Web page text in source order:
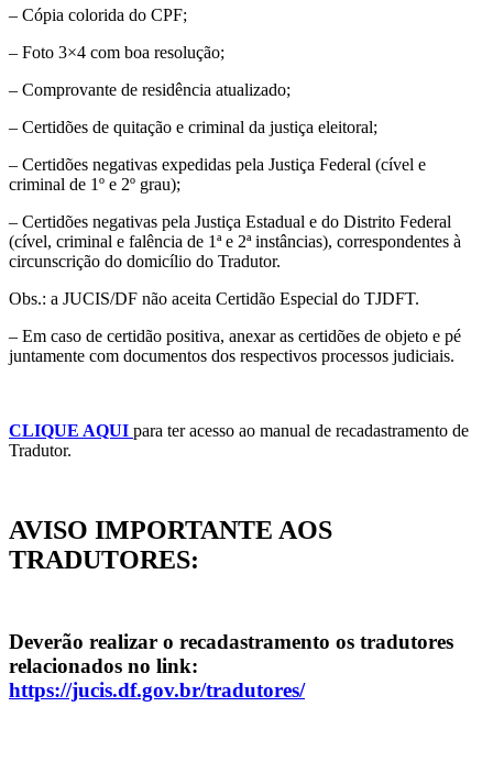
– Cópia colorida do CPF;
– Foto 3×4 com boa resolução;
– Comprovante de residência atualizado;
– Certidões de quitação e criminal da justiça eleitoral;
– Certidões negativas expedidas pela Justiça Federal (cível e
criminal de 1º e 2º grau);
– Certidões negativas pela Justiça Estadual e do Distrito Federal
(cível, criminal e falência de 1ª e 2ª instâncias), correspondentes à
circunscrição do domicílio do Tradutor.
Obs.: a JUCIS/DF não aceita Certidão Especial do TJDFT.
– Em caso de certidão positiva, anexar as certidões de objeto e pé
juntamente com documentos dos respectivos processos judiciais.
CLIQUE AQUI para ter acesso ao manual de recadastramento de
Tradutor.
AVISO IMPORTANTE AOS
TRADUTORES:
Deverão realizar o recadastramento os tradutores
relacionados no link:
https://jucis.df.gov.br/tradutores/